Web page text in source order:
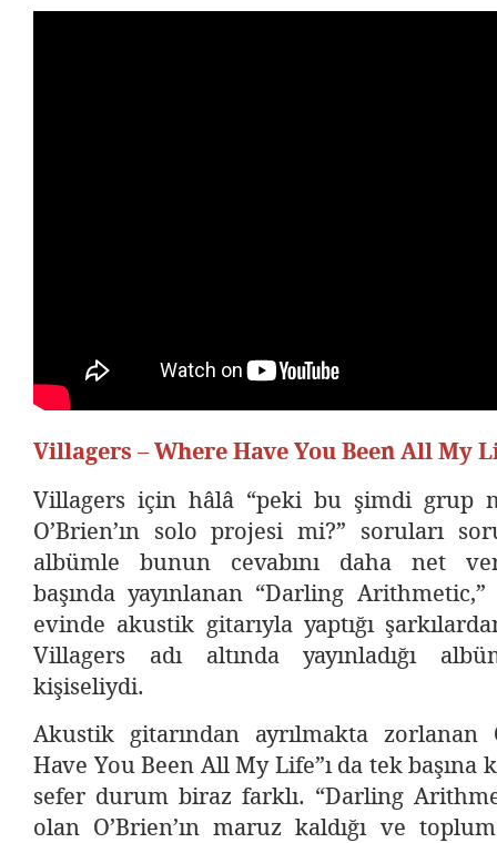
Villagers – Where Have You Been All My
Villagers için hâlâ “peki bu şimdi grup
O’Brien’ın solo projesi mi?” soruları
albümle bunun cevabını daha net
başında yayınlanan “Darling Arithmetic,”
evinde akustik gitarıyla yaptığı
Villagers adı altında yayınladığı
kişiseliydi.
Akustik gitarından ayrılmakta zorlanan
Have You Been All My Life”ı da tek başına
sefer durum biraz farklı. “Darling
olan O’Brien’ın maruz kaldığı ve